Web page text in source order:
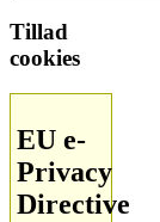
Tillad
cookies
EU e-
Privacy
Directive